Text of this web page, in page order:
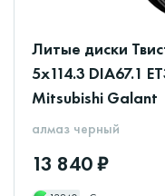
Литые диски
5x114.3 DIA67.1
Mitsubishi Galant
алмаз черный
13 840 ₽